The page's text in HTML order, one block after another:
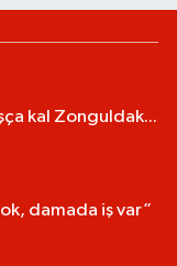
kal Zonguldak...
damada iş var”